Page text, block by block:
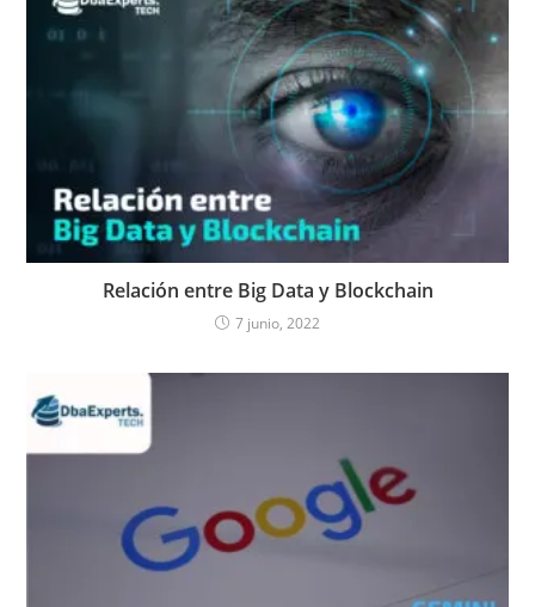
Relación entre Big Data y Blockchain
7 junio, 2022